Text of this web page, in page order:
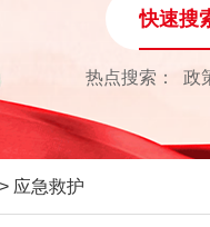
快速搜
热点搜索： 政
应急救护